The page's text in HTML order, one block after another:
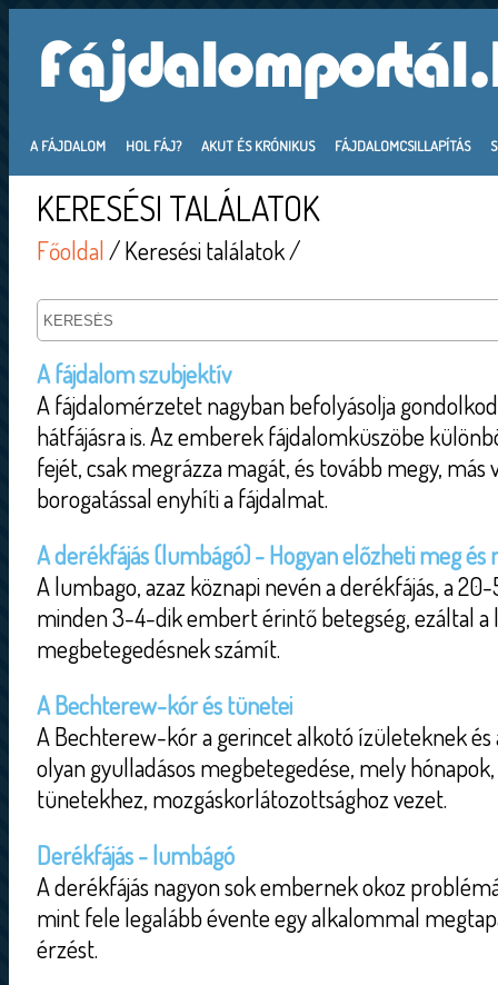
A FÁJDALOM HOL FÁJ? AKUT ÉS KRÓNIKUS FÁJDALOMCSILLAPÍTÁS
KERESÉSI TALÁLATOK
Főoldal/ Keresési találatok /
A fájdalom szubjektív
A fájdalomérzetet nagyban befolyásolja
hátfájásra is. Az emberek fájdalomküszöbe
fejét, csak megrázza magát, és tovább megy, más
borogatással enyhíti a fájdalmat.
A derékfájás (lumbágó) - Hogyan előzheti meg
A lumbago, azaz köznapi nevén a derékfájás, a
minden 3-4-dik embert érintő betegség, ezáltal a
megbetegedésnek számít.
A Bechterew-kór és tünetei
A Bechterew-kór a gerincet alkotó ízületeknek
olyan gyulladásos megbetegedése, mely
tünetekhez, mozgáskorlátozottsághoz vezet.
Derékfájás - lumbágó
A derékfájás nagyon sok embernek okoz
mint fele legalább évente egy alkalommal
érzést.